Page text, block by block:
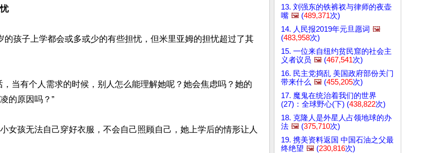
的孩子上学都会或多或少的有些担忧，但米里亚姆的担忧超过了其
，当有个人需求的时候，别人怎么能理解她呢？她会焦虑吗？她的
的原因吗？”
女孩无法自己穿好衣服，不会自己照顾自己，她上学后的情形让人
13. 刘强东的铁裤衩与律师的夜壶
嘴 🖼️ (489,371次)
14. 人民报2019年元旦愿词 🖼️
(483,958次)
15. 一位来自纽约贫民窟的社会主
义者议员 🖼️ (467,541次)
16. 民主党捣乱 美国政府部份关门
带来什么 🖼️ (455,205次)
17. 魔鬼在统治着我们的世界
(27)：全球野心(下) (438,822次)
18. 克隆人是外星人占领地球的办
法 🖼️ (375,710次)
19. 携美资料返国 中国石油之父最
终绝望 🖼️ (230,816次)